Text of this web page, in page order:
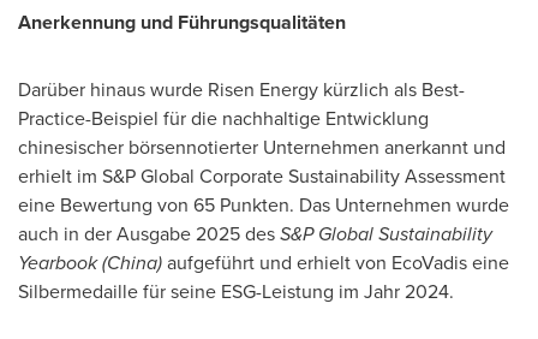
Anerkennung und Führungsqualitäten
Darüber hinaus wurde Risen Energy kürzlich als Best-
Practice-Beispiel für die nachhaltige Entwicklung
chinesischer börsennotierter Unternehmen anerkannt und
erhielt im S&P Global Corporate Sustainability Assessment
eine Bewertung von 65 Punkten. Das Unternehmen wurde
auch in der Ausgabe 2025 desS&P Global Sustainability
Yearbook (China)aufgeführt und erhielt von EcoVadis eine
Silbermedaille für seine ESG-Leistung im Jahr 2024.